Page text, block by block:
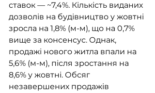
ставок — ~7,4%. Кількість виданих
дозволів на будівництво у жовтні
зросла на 1,8% (м-м), що на 0,7%
вище за консенсус. Однак,
продажі нового житла впали на
5,6% (м-м), після зростання на
8,6% у жовтні. Обсяг
незавершених продажів